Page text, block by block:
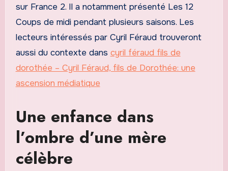
sur France 2. Il a notamment présenté Les 12
Coups de midi pendant plusieurs saisons. Les
lecteurs intéressés par Cyril Féraud trouveront
aussi du contexte dans cyril féraud fils de
dorothée – Cyril Féraud, fils de Dorothée: une
ascension médiatique
Une enfance dans
l’ombre d’une mère
célèbre